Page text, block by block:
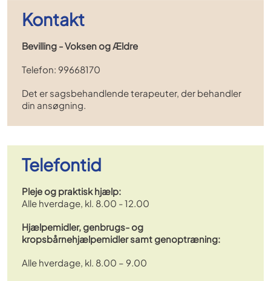
Kontakt
Bevilling - Voksen og Ældre
Telefon: 99668170
Det er sagsbehandlende terapeuter, der behandler
din ansøgning.
Telefontid
Pleje og praktisk hjælp:
Alle hverdage, kl. 8.00 - 12.00
Hjælpemidler, genbrugs- og
kropsbårnehjælpemidler samt genoptræning:
Alle hverdage, kl. 8.00 – 9.00